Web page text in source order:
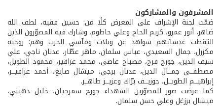
المشرفون والمشاركون
ضمّت لجنة الإشراف على المعرض كلًا من: حسين فقيه، لطف الله
ضاهر، أنور عمرو، كريم الحاج وعلي حاطوم. وشارك فيه المصوّرون الذين
التقطت عدساتهم شواهد عن ويلات ومآسي الحرب وهم: روجيه
مكرزل، جمال السعيدي، عباس سلمان، ماهر عطّار، عدنان ناجي، علي
سيف الدين، جورج فرح، مصباح عاصي، محمد عزاقير، محمود الطويل،
مصطفــى جمــال الدين، عدنان برجي، ميشال صايغ، أحمد عزاقيــر،
إبراهيــم الطويــل، جوزيــف برّاك وعزيــز طاهــر.
كما عرضت صور للمصوّرين الشهداء جورج سمرجيان، خليل دهيني،
ميشال برزغل وعلي حسن سلمان.